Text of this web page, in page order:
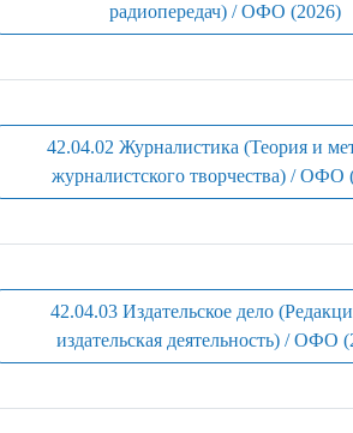
радиопередач) / ОФО (2026)
42.04.02 Журналистика (Теория и
журналистского творчества) / ОФО
42.04.03 Издательское дело
издательская деятельность) / ОФО